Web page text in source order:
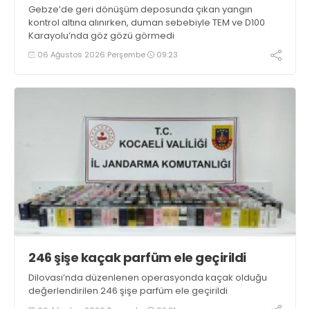
Gebze’de geri dönüşüm deposunda çıkan yangın
kontrol altına alınırken, duman sebebiyle TEM ve D100
Karayolu’nda göz gözü görmedi
06 Ağustos 2026 Perşembe 09:23
246 şişe kaçak parfüm ele geçirildi
Dilovası’nda düzenlenen operasyonda kaçak olduğu
değerlendirilen 246 şişe parfüm ele geçirildi